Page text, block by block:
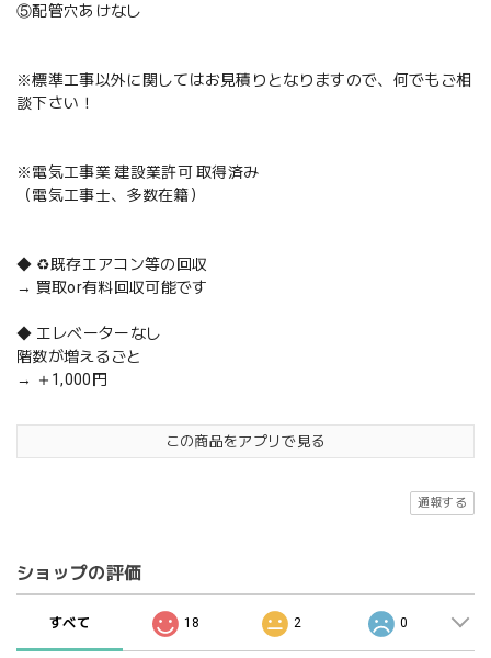
⑤配管穴あけなし
※標準工事以外に関してはお見積りとなりますので、何でもご相
談下さい！
※電気工事業 建設業許可 取得済み
（電気工事士、多数在籍）
◆ ♻️既存エアコン等の回収
→ 買取or有料回収可能です
◆ エレベーターなし
階数が増えるごと
→ ＋1,000円
この商品をアプリで見る
通報する
ショップの評価
すべて 18 2 0